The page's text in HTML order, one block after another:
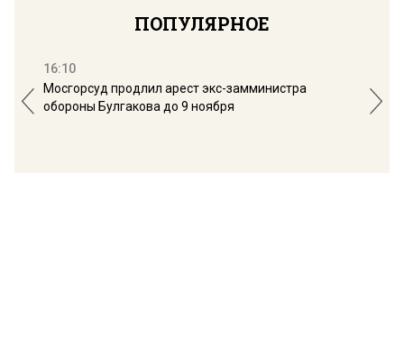
ПОПУЛЯРНОЕ
16:10
Мосгорсуд продлил арест экс-замминистра
обороны Булгакова до 9 ноября